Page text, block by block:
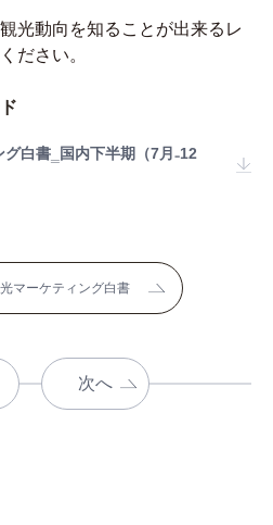
光動向を知ることが出来るレ
ださい。
白書‗国内下半期（7月₋12
マーケティング白書
次へ